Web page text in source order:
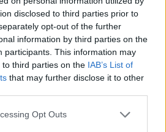
disclosed to third parties prior to
opt-out of the further
information by third parties on the
participants. This information may
third parties on the IAB’s List of
that may further disclose it to other
Opt Outs
és/vagy bővítésre, ha
már vettek igénybe
korszerűsítési és/vagy bővítési
a folyósított családi
- ideértve annak a
összegét is − a
Ptk. szerinti